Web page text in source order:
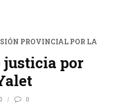
PROVINCIAL POR LA
justicia por
0